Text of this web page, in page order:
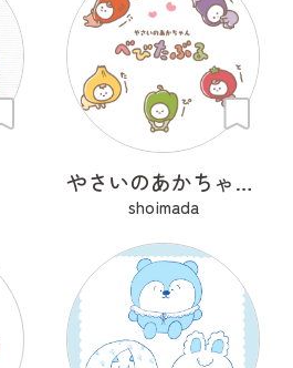
やさいのあかちゃん べびたぶる
shoimada